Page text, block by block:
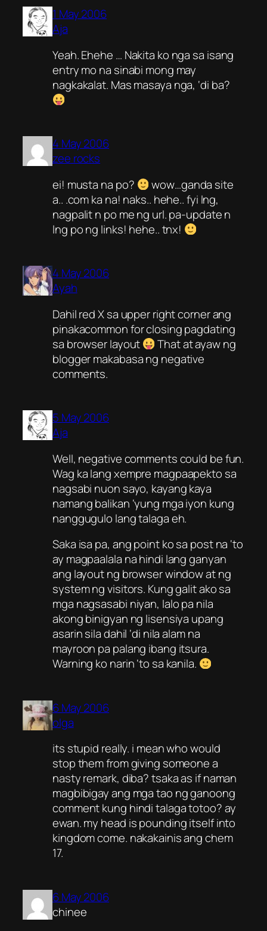
1 May 2006
Aja
Yeah. Ehehe … Nakita ko nga sa isang
entry mo na sinabi mong may
nagkakalat. Mas masaya nga, ‘di ba?
4 May 2006
zee rocks
ei! musta na po?
wow…ganda site
a.. .com ka na! naks.. hehe.. fyi lng,
nagpalit n po me ng url. pa-update n
lng po ng links! hehe.. tnx!
4 May 2006
Ayah
Dahil red X sa upper right corner ang
pinakacommon for closing pagdating
sa browser layout
That at ayaw ng
blogger makabasa ng negative
comments.
5 May 2006
Aja
Well, negative comments could be fun.
Wag ka lang xempre magpaapekto sa
nagsabi nuon sayo, kayang kaya
namang balikan ‘yung mga iyon kung
nanggugulo lang talaga eh.
Saka isa pa, ang point ko sa post na ‘to
ay magpaalala na hindi lang ganyan
ang layout ng browser window at ng
system ng visitors. Kung galit ako sa
mga nagsasabi niyan, lalo pa nila
akong binigyan ng lisensiya upang
asarin sila dahil ‘di nila alam na
mayroon pa palang ibang itsura.
Warning ko narin ‘to sa kanila.
6 May 2006
olga
its stupid really. i mean who would
stop them from giving someone a
nasty remark, diba? tsaka as if naman
magbibigay ang mga tao ng ganoong
comment kung hindi talaga totoo? ay
ewan. my head is pounding itself into
kingdom come. nakakainis ang chem
17.
6 May 2006
chinee